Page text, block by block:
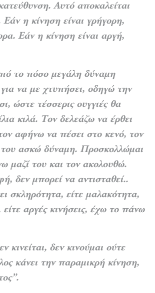
Αυτό αποκαλείται
η κίνηση είναι γρήγορη,
Εάν η κίνηση είναι αργή,
το πόσο μεγάλη δύναμη
να με χτυπήσει, οδηγώ την
ώστε τέσσεριςουγγιές θα
κιλά. Τον δελεάζω να έρθει
αφήνω να πέσει στο κενό, τον
του ασκώ δύναμη. Προσκολλώμαι
μαζί του και τον ακολουθώ.
δεν μπορεί να αντισταθεί..
σκληρότητα, είτε μαλακότητα,
είτε αργές κινήσεις, έχω το πάνω
κινείται, δεν κινούμαι ούτε
κάνει την παραμικρή κίνηση,